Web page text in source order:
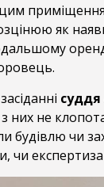
як
них не
будівлю чи
чи експертиза